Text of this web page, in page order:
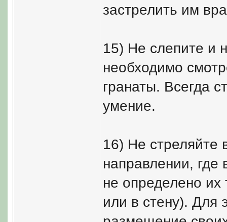
застрелить им
15) Не слепите и
необходимо
гранаты. Всегда
умение.
16) Не стреляйте
направлении, где
не определено
или в стену). Для